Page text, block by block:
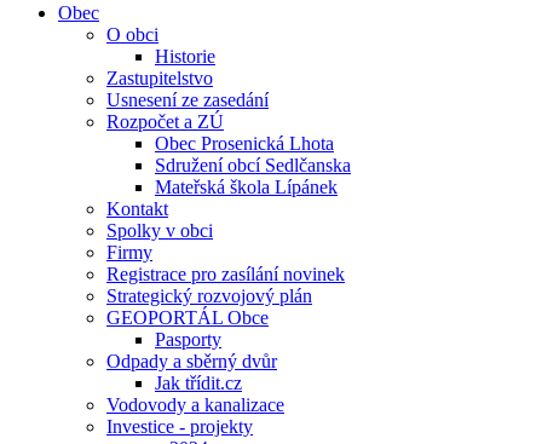
Obec
O obci
Historie
Zastupitelstvo
Usnesení ze zasedání
Rozpočet a ZÚ
Obec Prosenická Lhota
Sdružení obcí Sedlčanska
Mateřská škola Lípánek
Kontakt
Spolky v obci
Firmy
Registrace pro zasílání novinek
Strategický rozvojový plán
GEOPORTÁL Obce
Pasporty
Odpady a sběrný dvůr
Jak třídit.cz
Vodovody a kanalizace
Investice - projekty